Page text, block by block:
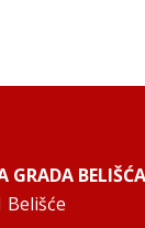
GRADA
Belišće